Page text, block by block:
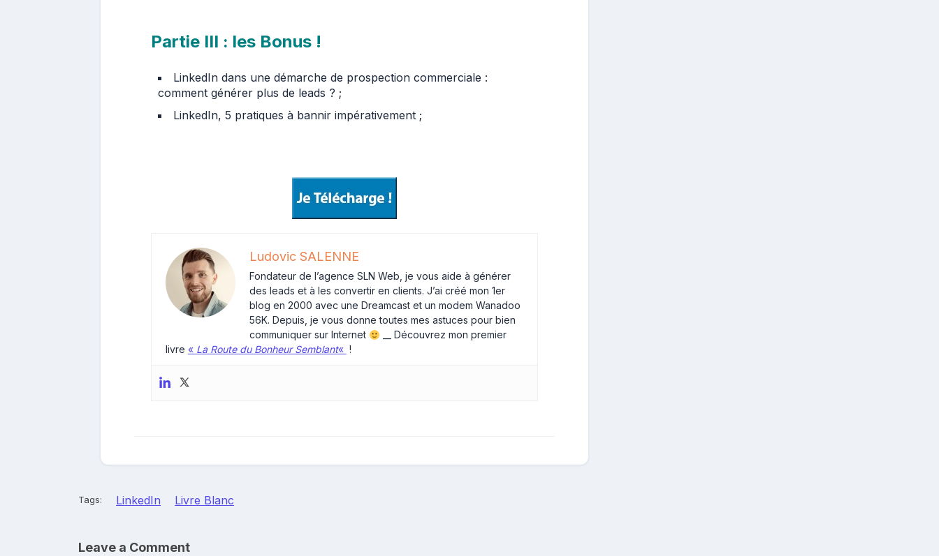
Partie III : les Bonus !
LinkedIn dans une démarche de prospection commerciale :
comment générer plus de leads ? ;
LinkedIn, 5 pratiques à bannir impérativement ;
Ludovic SALENNE
Fondateur de l’agence SLN Web, je vous aide à générer
des leads et à les convertir en clients. J’ai créé mon 1er
blog en 2000 avec une Dreamcast et un modem Wanadoo
56K. Depuis, je vous donne toutes mes astuces pour bien
communiquer sur Internet
__ Découvrez mon premier
livre « La Route du Bonheur Semblant« !
Tags: LinkedIn Livre Blanc
Leave a Comment